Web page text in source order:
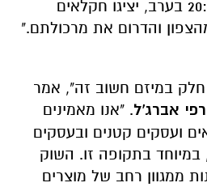
15:00 בצהריים ועד 20:00 בערב, יציגו חקלאים
והדרום את מרכולתם."
במיזם חשוב זה", אמר
אברג'ל. "אנו מאמינים
ועסקים קטנים ובעסקים
במיוחד בתקופה זו. השוק
ממגוון רחב של מוצרים